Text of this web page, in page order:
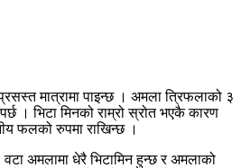
मात्रामा पाइन्छ । अमला त्रिफलाको ३
। भिटा मिनको राम्रो स्रोत भएकै कारण
फलको रुपमा राखिन्छ ।
अमलामा धेरै भिटामिन हुन्छ र अमलाको